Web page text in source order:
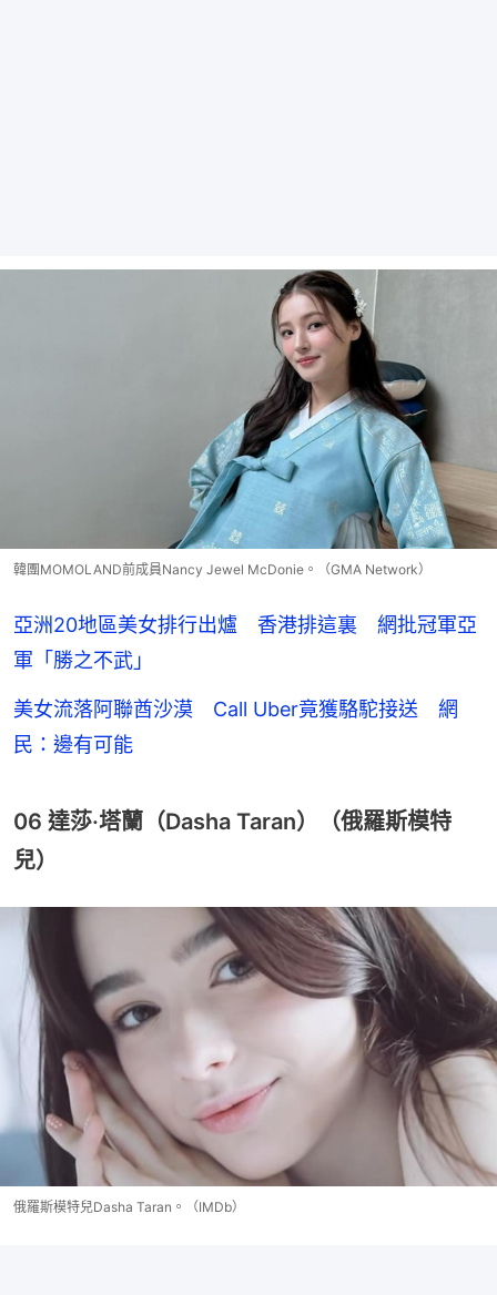
韓團MOMOLAND前成員Nancy Jewel McDonie。（GMA Network）
亞洲20地區美女排行出爐 香港排這裏 網批冠軍亞
軍「勝之不武」
美女流落阿聯酋沙漠 Call Uber竟獲駱駝接送 網
民：邊有可能
06 達莎·塔蘭（Dasha Taran）（俄羅斯模特
兒）
俄羅斯模特兒Dasha Taran。（IMDb）